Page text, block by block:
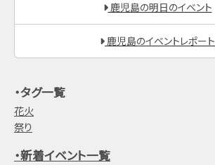
鹿児島の明日のイベント
鹿児島のイベントレポート
・タグ一覧
花火
祭り
・新着イベント一覧